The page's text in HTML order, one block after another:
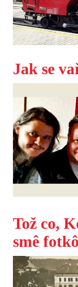
Jak se
Tož co,
smê